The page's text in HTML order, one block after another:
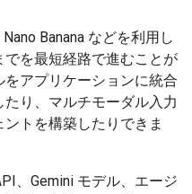
Banana などを利用し
を最短経路で進むことが
アプリケーションに統合
り、マルチモーダル入力
トを構築したりできま
、Gemini モデル、エージ